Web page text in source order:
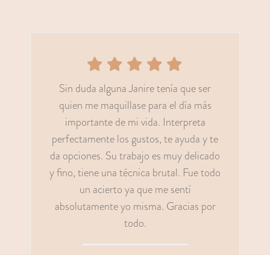
Sin duda alguna Janire tenía que ser
quien me maquillase para el día más
importante de mi vida. Interpreta
perfectamente los gustos, te ayuda y te
da opciones. Su trabajo es muy delicado
y fino, tiene una técnica brutal. Fue todo
un acierto ya que me sentí
absolutamente yo misma. Gracias por
todo.